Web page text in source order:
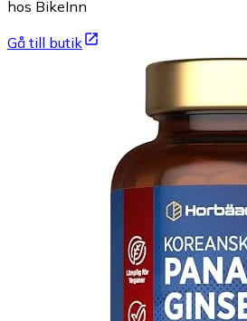
hos BikeInn
Gå till butik